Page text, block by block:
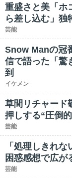
重盛さと美「ホ
ら差し込む」独
芸能
Snow Manの冠
信で語った「驚
到
イケメン
草間リチャード
押しする“圧倒
芸能
「処理しきれ
困惑感想で広が
芸能